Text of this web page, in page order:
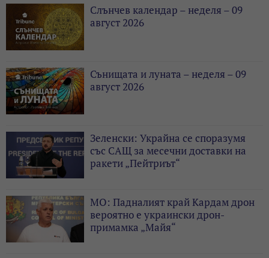
Слънчев календар – неделя – 09
август 2026
Сънищата и луната – неделя – 09
август 2026
Зеленски: Украйна се споразумя
със САЩ за месечни доставки на
ракети „Пейтриът“
МО: Падналият край Кардам дрон
вероятно е украински дрон-
примамка „Майя“